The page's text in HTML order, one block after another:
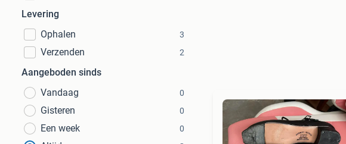
Levering
Ophalen
3
Verzenden 2
Aangeboden sinds
Vandaag
0
Gisteren 0
Een week 0